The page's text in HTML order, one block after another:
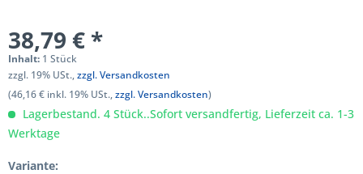
38,79 € *
Inhalt: 1 Stück
zzgl. 19% USt.,zzgl. Versandkosten
(46,16 € inkl. 19% USt.,zzgl. Versandkosten)
Lagerbestand. 4 Stück..Sofort versandfertig, Lieferzeit ca. 1-3
Werktage
Variante: